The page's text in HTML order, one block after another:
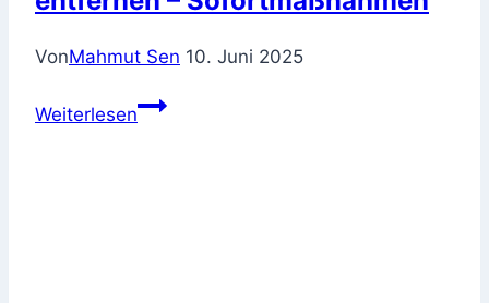
VonMahmut Sen 10. Juni 2025
WeiterlesenSchimmel